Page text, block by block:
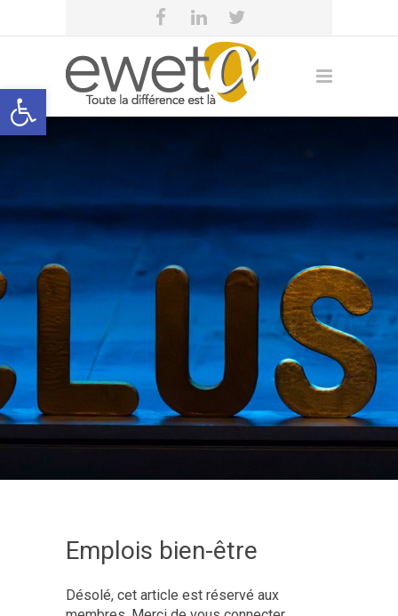
Open toolbar
eweta
Emplois bien-être
Désolé, cet article est réservé aux